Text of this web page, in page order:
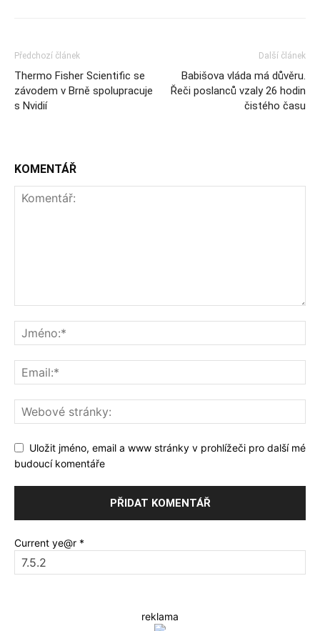
Předchozí článek
Thermo Fisher Scientific se
závodem v Brně spolupracuje
s Nvidií
Další článek
Babišova vláda má důvěru.
Řeči poslanců vzaly 26 hodin
čistého času
KOMENTÁŘ
Uložit jméno, email a www stránky v prohlížeči pro další mé
budoucí komentáře
Current ye@r *
reklama